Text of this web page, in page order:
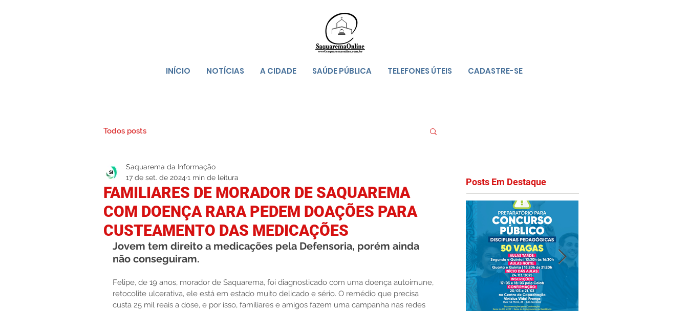
INÍCIO NOTÍCIAS A CIDADE SAÚDE PÚBLICA TELEFONES ÚTEIS CADASTRE-SE
Todos posts
FAMILIARES DE MORADOR DE SAQUAREMA
COM DOENÇA RARA PEDEM DOAÇÕES PARA
CUSTEAMENTO DAS MEDICAÇÕES
Saquarema da Informação
17 de set. de 2024 1 min de leitura
Jovem tem direito a medicações pela Defensoria, porém ainda
não conseguiram.
Felipe, de 19 anos, morador de Saquarema, foi diagnosticado com uma doença autoimune,
retocolite ulcerativa, ele está em estado muito delicado e sério. O remédio que precisa
custa 25 mil reais a dose, e por isso, familiares e amigos fazem uma campanha nas redes
Posts Em Destaque